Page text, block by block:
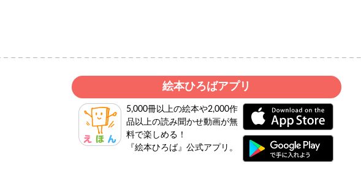
絵本ひろばアプリ
5,000冊以上の絵本や2,000作
品以上の読み聞かせ動画が無
料で楽しめる！
『絵本ひろば』公式アプリ。